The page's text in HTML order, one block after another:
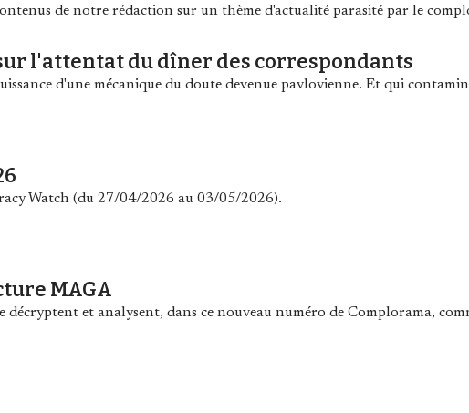
de notre rédaction sur un thème d'actualité parasité par le
l'attentat du dîner des correspondants
d'une mécanique du doute devenue pavlovienne. Et qui
Watch (du 27/04/2026 au 03/05/2026).
MAGA
décryptent et analysent, dans ce nouveau numéro de Complorama,